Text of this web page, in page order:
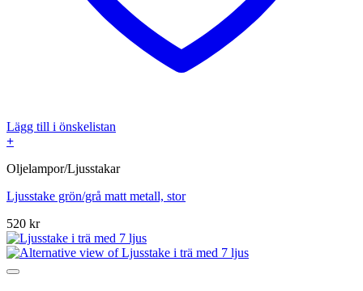
Lägg till i önskelistan
+
Oljelampor/Ljusstakar
Ljusstake grön/grå matt metall, stor
520 kr